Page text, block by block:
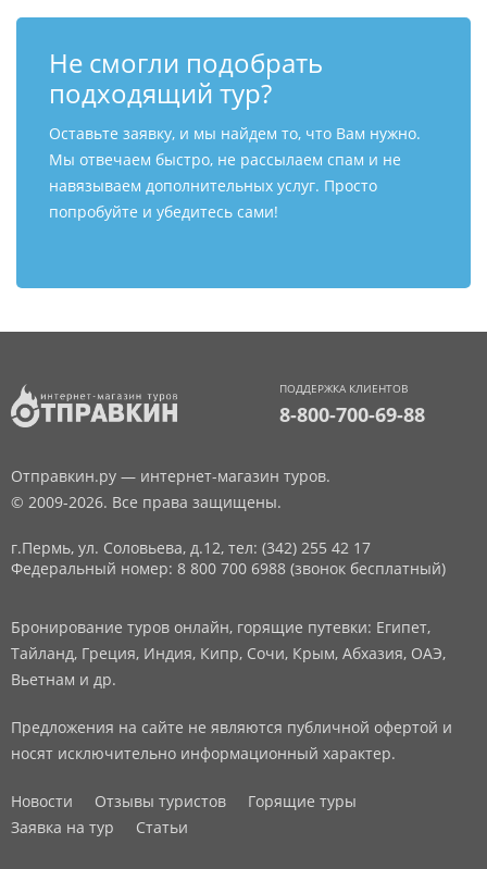
Не смогли подобрать
подходящий тур?
Оставьте заявку, и мы найдем то, что Вам нужно.
Мы отвечаем быстро, не рассылаем спам и не
навязываем дополнительных услуг. Просто
попробуйте и убедитесь сами!
ПОДДЕРЖКА КЛИЕНТОВ
8-800-700-69-88
Отправкин.ру — интернет-магазин туров.
© 2009-2026. Все права защищены.
г.Пермь, ул. Соловьева, д.12, тел: (342) 255 42 17
Федеральный номер: 8 800 700 6988 (звонок бесплатный)
Бронирование туров онлайн, горящие путевки: Египет,
Тайланд, Греция, Индия, Кипр, Сочи, Крым, Абхазия, ОАЭ,
Вьетнам и др.
Предложения на сайте не являются публичной офертой и
носят исключительно информационный характер.
Новости Отзывы туристов
Горящие туры
Заявка на тур
Статьи